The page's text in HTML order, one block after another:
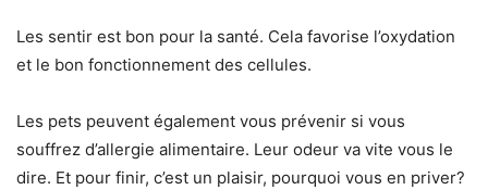
Les sentir est bon pour la santé. Cela favorise l’oxydation
et le bon fonctionnement des cellules.
Les pets peuvent également vous prévenir si vous
souffrez d’allergie alimentaire. Leur odeur va vite vous le
dire. Et pour finir, c’est un plaisir, pourquoi vous en priver?